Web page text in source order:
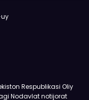
uy
Respublikasi Oliy
Nodavlat notijorat